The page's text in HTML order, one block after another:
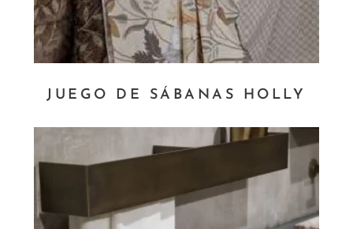
JUEGO DE SÁBANAS HOLLY